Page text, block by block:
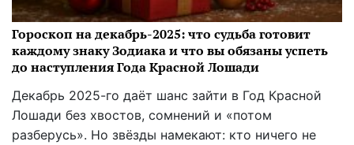
Гороскоп на декабрь-2025: что судьба готовит
каждому знаку Зодиака и что вы обязаны успеть
до наступления Года Красной Лошади
Декабрь 2025-го даёт шанс зайти в Год Красной
Лошади без хвостов, сомнений и «потом
разберусь». Но звёзды намекают: кто ничего не